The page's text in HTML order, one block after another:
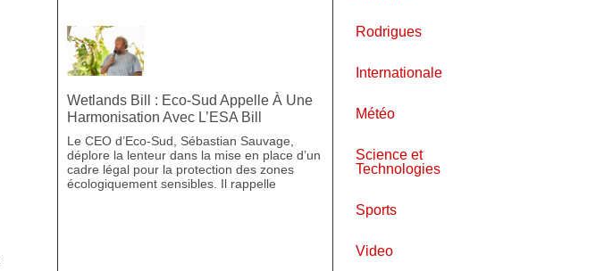
Wetlands Bill : Eco-Sud Appelle À Une
Harmonisation Avec L’ESA Bill
Le CEO d’Eco-Sud, Sébastian Sauvage,
déplore la lenteur dans la mise en place d’un
cadre légal pour la protection des zones
écologiquement sensibles. Il rappelle
Rodrigues
Internationale
Météo
Science et
Technologies
Sports
Video